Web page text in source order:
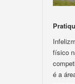
físico
é a